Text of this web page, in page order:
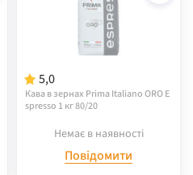
5,0
Кава в зернах Prima Italiano ORO E
spresso 1 кг 80/20
Немає в наявності
Повідомити